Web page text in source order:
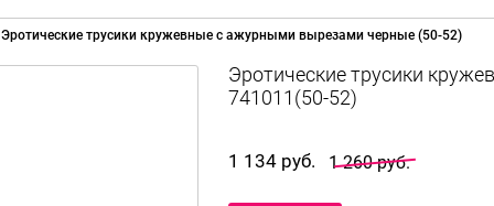
Эротические трусики кружевные с ажурными вырезами черные (50-52)
1 134 руб. 1 260 руб.